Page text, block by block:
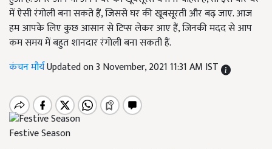
में ऐसी रंगोली बना सकते हैं, जिससे घर की खूबसूरती और बढ़ जाए. आज
हम आपके लिए कुछ आसान से टिप्स लेकर आए हैं, जिनकी मदद से आप
कम समय में बहुत शानदार रंगोली बना सकती हैं.
कंचन मौर्यUpdated on 3 November, 2021 11:31 AM IST
Festive Season